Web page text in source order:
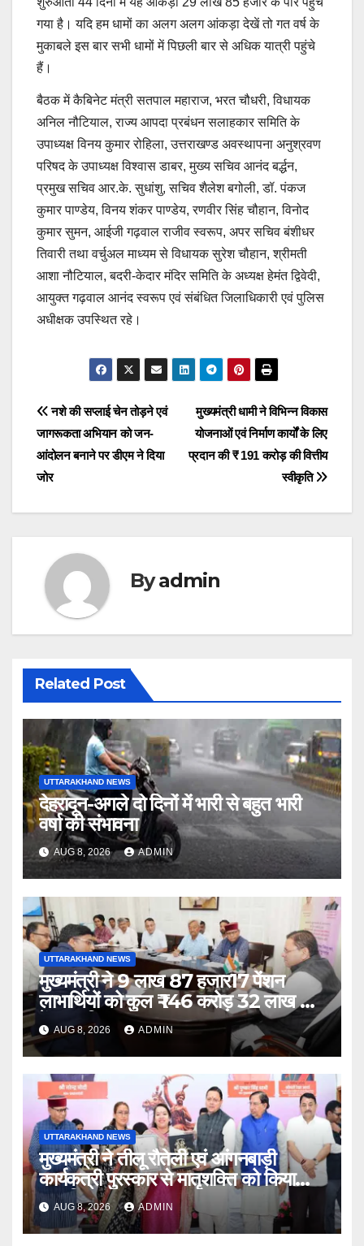
गया है। यदि हम धामों का अलग अलग आंकड़ा देखें तो गत वर्ष के
मुकाबले इस बार सभी धामों में पिछली बार से अधिक यात्री पहुंचे
हैं।
बैठक में कैबिनेट मंत्री सतपाल महाराज, भरत चौधरी, विधायक
अनिल नौटियाल, राज्य आपदा प्रबंधन सलाहकार समिति के
उपाध्यक्ष विनय कुमार रोहिला, उत्तराखण्ड अवस्थापना अनुश्रवण
परिषद के उपाध्यक्ष विश्वास डाबर, मुख्य सचिव आनंद बर्द्धन,
प्रमुख सचिव आर.के. सुधांशु, सचिव शैलेश बगोली, डॉ. पंकज
कुमार पाण्डेय, विनय शंकर पाण्डेय, रणवीर सिंह चौहान, विनोद
कुमार सुमन, आईजी गढ़वाल राजीव स्वरूप, अपर सचिव बंशीधर
तिवारी तथा वर्चुअल माध्यम से विधायक सुरेश चौहान, श्रीमती
आशा नौटियाल, बदरी-केदार मंदिर समिति के अध्यक्ष हेमंत द्विवेदी,
आयुक्त गढ़वाल आनंद स्वरूप एवं संबंधित जिलाधिकारी एवं पुलिस
अधीक्षक उपस्थित रहे।
Post
navigation
Post
navigation
मुख्यमंत्री धामी ने विभिन्न विकास
योजनाओं एवं निर्माण कार्यों के लिए
प्रदान की ₹ 191 करोड़ की वित्तीय
स्वीकृति
नशे की सप्लाई चेन तोड़ने एवं
जागरूकता अभियान को जन-
आंदोलन बनाने पर डीएम ने दिया
जोर
Byadmin
Related Post
UTTARAKHAND NEWS
देहरादून-अगले दो दिनों में भारी से बहुत भारी
वर्षा की संभावना
AUG 8, 2026 ADMIN
UTTARAKHAND NEWS
मुख्यमंत्री ने 9 लाख 87 हजार17 पेंशन
लाभार्थियों को कुल ₹ 146 करोड़ 32 लाख की
पेंशन राशि का किया भुगतान
AUG 8, 2026 ADMIN
UTTARAKHAND NEWS
मुख्यमंत्री ने तीलू रौतेली एवं आंगनबाड़ी
कार्यकत्री पुरस्कार से मातृशक्ति को किया
सम्मानित
AUG 8, 2026 ADMIN